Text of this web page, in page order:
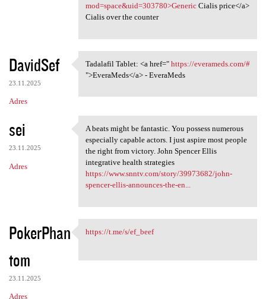
mod=space&uid=303780>GenericCialis price</a>
Cialis over the counter
DavidSef
23.11.2025
Adres
Tadalafil Tablet: <a href="
Tadalafil Tablet: <a href=" https://everameds.com/#
">EveraMeds</a> - EveraMeds
sei
23.11.2025
Adres
A beats might be fantastic.
A beats might be fantastic. You possess numerous
especially capable actors. I just aspire most people
the right from victory. John Spencer Ellis
integrative health strategies
https://www.snntv.com/story/39973682/john-
spencer-ellis-announces-the-en...
PokerPhan
tom
23.11.2025
Adres
https://t.me/s/ef_beef
https://t.me/s/ef_beef